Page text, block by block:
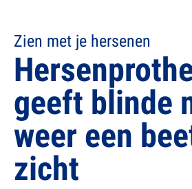
Zien met je hersenen
geeft blinde
weer een
zicht